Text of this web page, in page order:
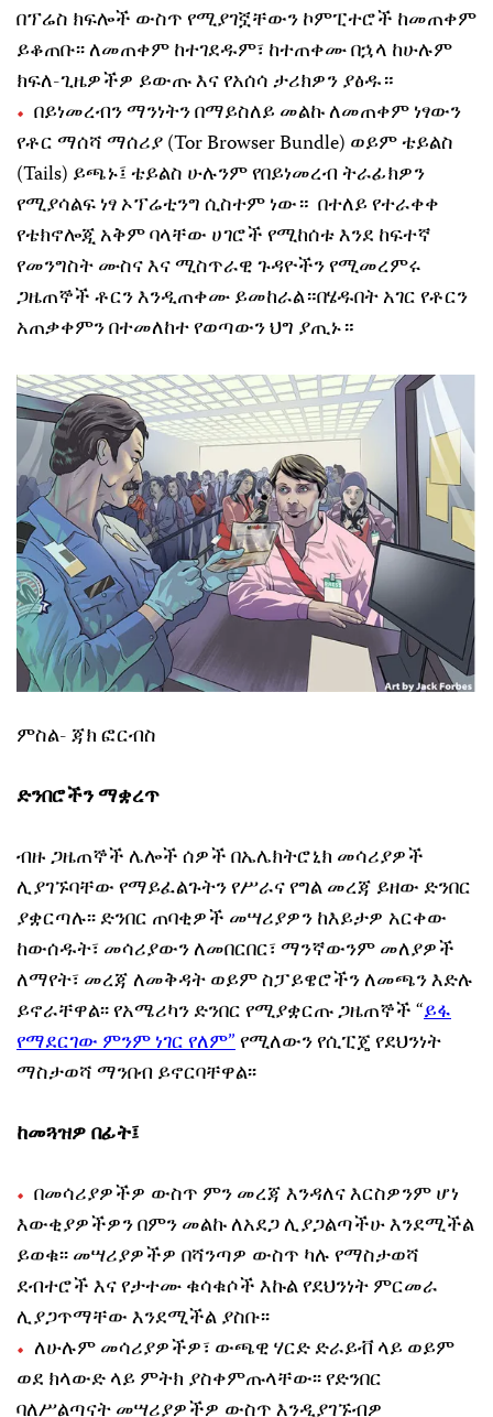
በፕሬስ ክፍሎች ውስጥ የሚያገኟቸውን ኮምፒተሮች ከመጠቀም
ይቆጠቡ፡፡ ለመጠቀም ከተገደዱም፣ ከተጠቀሙ በኋላ ከሁሉም
ክፍለ-ጊዜዎችዎ ይውጡ እና የአሰሳ ታሪክዎን ያፅዱ።
በይነመረብን ማንነትን በማይስለይ መልኩ ለመጠቀም ነፃውን
የቶር ማሰሻ ማሰሪያ (Tor Browser Bundle) ወይም ቴይልስ
(Tails) ይጫኑ፤ ቴይልስ ሁሉንም የበይነመረብ ትራፊክዎን
የሚያሳልፍ ነፃ ኦፕሬቲንግ ሲስተም ነው። በተለይ የተራቀቀ
የቴክኖሎጂ አቅም ባላቸው ሀገሮች የሚከሰቱ እንደ ከፍተኛ
የመንግስት ሙስና እና ሚስጥራዊ ጉዳዮችን የሚመረምሩ
ጋዜጠኞች ቶርን እንዲጠቀሙ ይመከራል።በሄዱበት አገር የቶርን
አጠቃቀምን በተመለከተ የወጣውን ህግ ያጢኑ።
ምስል- ጃክ ፎርብስ
ድንበሮችን ማቋረጥ
ብዙ ጋዜጠኞች ሌሎች ሰዎች በኤሌክትሮኒክ መሳሪያዎች
ሊያገኙባቸው የማይፈልጉትን የሥራና የግል መረጃ ይዘው ድንበር
ያቋርጣሉ፡፡ ድንበር ጠባቂዎች መሣሪያዎን ከእይታዎ አርቀው
ከውሰዱት፣ መሳሪያውን ለመበርበር፣ ማንኛውንም መለያዎች
ለማየት፣ መረጃ ለመቅዳት ወይም ስፓይዌሮችን ለመጫን እድሉ
ይኖራቸዋል፡፡ የአሜሪካን ድንበር የሚያቋርጡ ጋዜጠኞች “ይፋ
የማደርገው ምንም ነገር የለም”የሚለውን የሲፒጄ የደህንነት
ማስታወሻ ማንበብ ይኖርባቸዋል፡፡
ከመጓዝዎ በፊት፤
በመሳሪያዎችዎ ውስጥ ምን መረጃ እንዳለና እርስዎንም ሆነ
እውቂያዎችዎን በምን መልኩ ለአደጋ ሊያጋልጣችሁ እንደሚችል
ይወቁ፡፡ መሣሪያዎችዎ በሻንጣዎ ውስጥ ካሉ የማስታወሻ
ደብተሮች እና የታተሙ ቁሳቁሶች እኩል የደህንነት ምርመራ
ሊያጋጥማቸው እንደሚችል ያስቡ፡፡
ለሁሉም መሳሪያዎችዎ፣ ውጫዊ ሃርድ ድራይቭ ላይ ወይም
ወደ ክላውድ ላይ ምትክ ያስቀምጡላቸው፡፡ የድንበር